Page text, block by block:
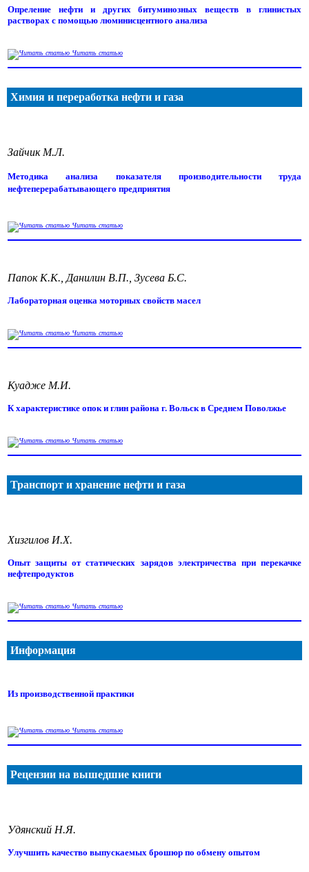
Опреление нефти и других битуминозных веществ в глинистых
растворах с помощью люминисцентного анализа
Читать статью
Химия и переработка нефти и газа
Зайчик М.Л.
Методика анализа показателя производительности труда
нефтеперерабатывающего предприятия
Читать статью
Папок К.К., Данилин В.П., Зусева Б.С.
Лабораторная оценка моторных свойств масел
Читать статью
Куадже М.И.
К характеристике опок и глин района г. Вольск в Среднем Поволжье
Читать статью
Транспорт и хранение нефти и газа
Хизгилов И.Х.
Опыт защиты от статических зарядов электричества при перекачке
нефтепродуктов
Читать статью
Информация
Из производственной практики
Читать статью
Рецензии на вышедшие книги
Удянский Н.Я.
Улучшить качество выпускаемых брошюр по обмену опытом